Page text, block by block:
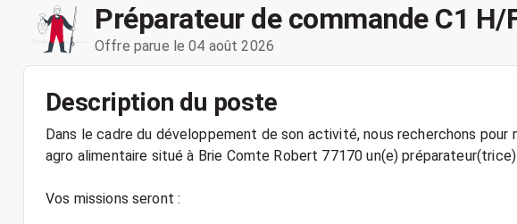
Préparateur de commande C1 H/
Offre parue le 04 août 2026
Description du poste
Dans le cadre du développement de son activité, nous recherchons
agro alimentaire situé à Brie Comte Robert 77170 un(e)
Vos missions seront :